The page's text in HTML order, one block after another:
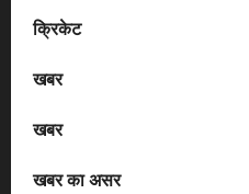
क्रिकेट
खबर
खबर
खबर का असर